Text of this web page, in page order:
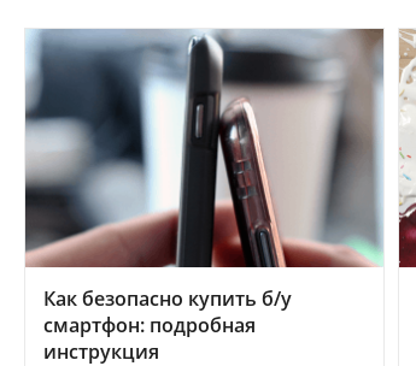
Как безопасно купить б/у
смартфон: подробная
инструкция